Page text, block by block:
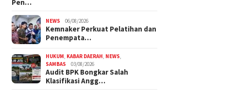
Pen…
NEWS 06/08/2026
Kemnaker Perkuat Pelatihan dan
Penempata…
HUKUM KABAR DAERAH NEWS
SAMBAS
03/08/2026
Audit BPK Bongkar Salah
Klasifikasi Angg…